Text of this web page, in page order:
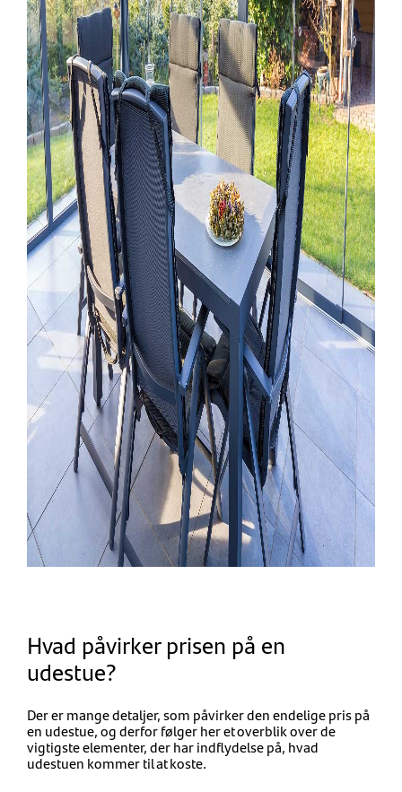
Hvad påvirker prisen på en
udestue?
Der er mange detaljer, som påvirker den endelige pris på
en udestue, og derfor følger her et overblik over de
vigtigste elementer, der har indflydelse på, hvad
udestuen kommer til at koste.